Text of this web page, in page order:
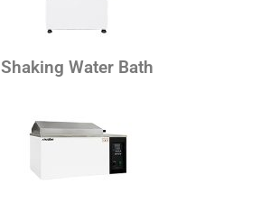
Shaking Water Bath